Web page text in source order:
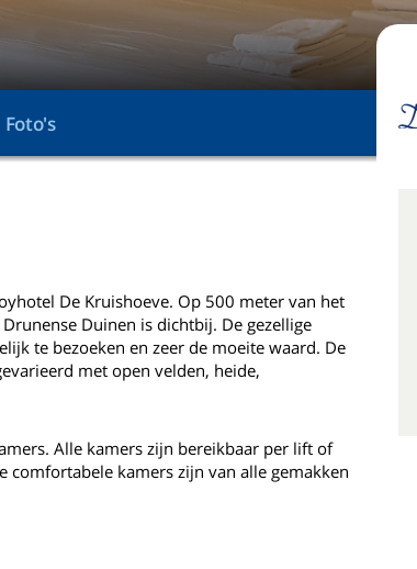
Foto's
De Kruishoeve. Op 500 meter van het
Duinen is dichtbij. De gezellige
te bezoeken en zeer de moeite waard. De
met open velden, heide,
Alle kamers zijn bereikbaar per lift of
comfortabele kamers zijn van alle gemakken